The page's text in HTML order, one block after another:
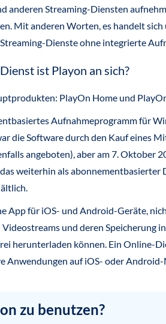
anderen Streaming-Diensten
Mit anderen Worten, es handelt
Dienste ohne integrierte
ist Playon an sich?
PlayOn Home und
Aufnahmeprogramm für
die Software durch den Kauf eines
angeboten), aber am 7. Oktober
weiterhin als
App für iOS- und Android-Geräte,
und deren Speicherung
herunterladen können. Ein Online-
Anwendungen auf iOS- oder
zu benutzen?